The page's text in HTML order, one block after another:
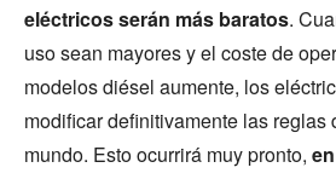
eléctricos serán más baratos.
uso sean mayores y el coste de
modelos diésel aumente, los
modificar definitivamente las reglas
mundo. Esto ocurrirá muy pronto,